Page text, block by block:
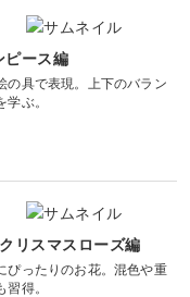
ース編
の具で表現。上下のバラン
ぶ。
リスマスローズ編
ぴったりのお花。混色や重
得。